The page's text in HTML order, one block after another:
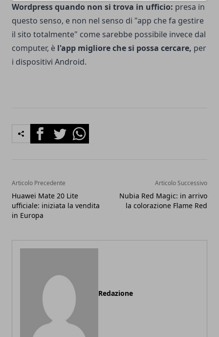
Wordpress quando non si trova in ufficio: presa in
questo senso, e non nel senso di "app che fa gestire
il sito totalmente" come sarebbe possibile invece dal
computer, è l'app migliore che si possa cercare, per
i dispositivi Android.
FacebookTwitterWhatsapp
Articolo Precedente
Huawei Mate 20 Lite
ufficiale: iniziata la vendita
in Europa
Articolo Successivo
Nubia Red Magic: in arrivo
la colorazione Flame Red
Redazione